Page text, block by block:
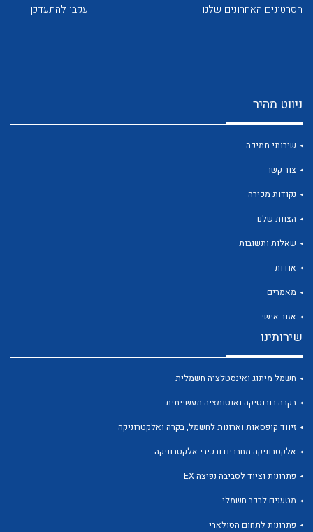
לכל מוצרי היצרן
לכל מוצרי היצרן לכל מוצרי היצרן
הסרטונים האחרונים שלנו עקבו להתעדכן
ניווט מהיר
שירותי תמיכה
צור קשר
נקודות מכירה
הצוות שלנו
שאלות ותשובות
אודות
מאמרים
אזור אישי
שירותינו
חשמל מיתוג ואינסטלציה חשמלית
בקרה רובוטיקה ואוטומציה תעשייתית
זיווד קופסאות וארונות לחשמל, בקרה ואלקטרוניקה
אלקטרוניקה מחברים ורכיבי אלקטרוניקה
פתרונות וציוד לסביבה נפיצה EX
מטענים לרכב חשמלי
פתרונות לתחום הסולארי